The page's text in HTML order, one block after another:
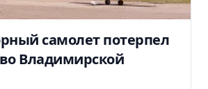
самолет потерпел
Владимирской